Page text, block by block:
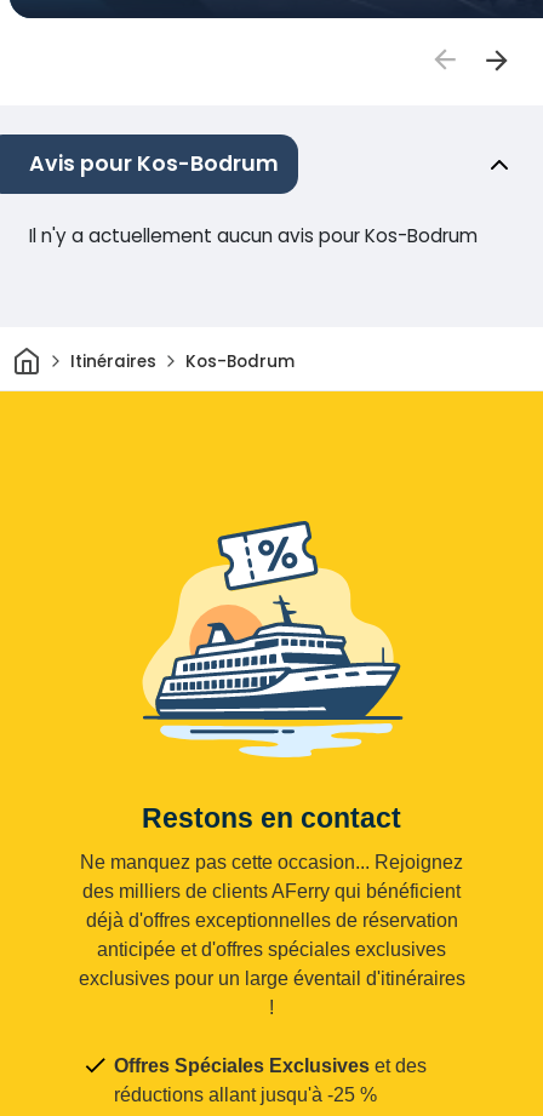
Avis pour Kos-Bodrum
Il n'y a actuellement aucun avis pour Kos-Bodrum
Maison
Itinéraires Kos-Bodrum
Restons en contact
Ne manquez pas cette occasion... Rejoignez
des milliers de clients AFerry qui bénéficient
déjà d'offres exceptionnelles de réservation
anticipée et d'offres spéciales exclusives
exclusives pour un large éventail d'itinéraires
!
Offres Spéciales Exclusives et des
réductions allant jusqu'à -25 %